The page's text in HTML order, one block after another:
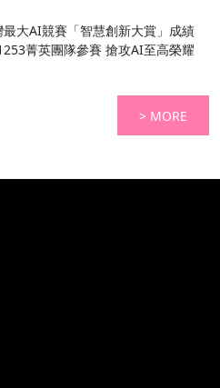
最大AI競賽「智慧創新大賞」成績
菁英團隊參賽 搶攻AI至高榮耀
> MORE